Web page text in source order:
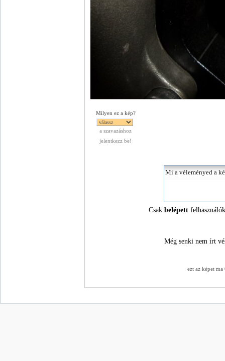
Milyen ez a kép?
a szavazáshoz
jelentkezz be!
Csakbelépett
Még senki nem írt
ezt az képet ma